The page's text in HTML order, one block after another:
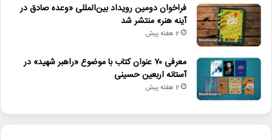
فراخوان دومین رویداد بین‌المللی «وعده صادق در
آینه هنر» منتشر شد
2 هفته پیش
معرفی ۷۰ عنوان کتاب با موضوع «راهبر شهید» در
آستانه اربعین حسینی
2 هفته پیش